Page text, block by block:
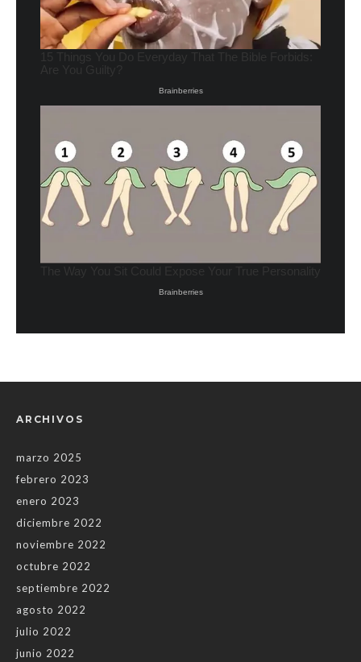
ARCHIVOS
marzo 2025
febrero 2023
enero 2023
diciembre 2022
noviembre 2022
octubre 2022
septiembre 2022
agosto 2022
julio 2022
junio 2022